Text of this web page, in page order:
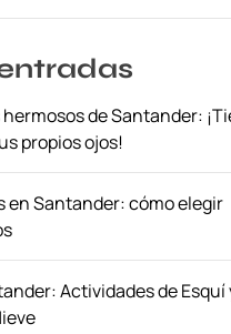
l
A
u
t
e
c
de Santander:
propios ojos!
en Santander: cómo elegir
Actividades de Esquí